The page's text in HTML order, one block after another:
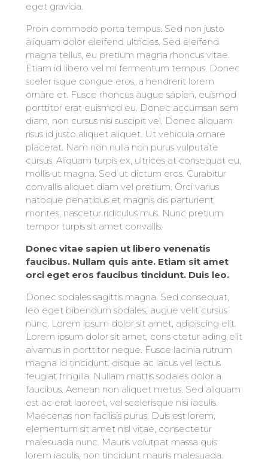
eget gravida.
Proin commodo porta tempus. Sed non justo
aliquam dolor eleifend ultricies. Sed eleifend
magna tellus, eu pretium magna rhoncus vitae.
Etiam id libero vel mi fermentum tempus. Donec
sceler isque congue eros, a hendrerit lorem
ornare et. Fusce rhoncus augue sapien, euismod
porttitor erat euismod eu. Donec accumsan sem
diam, non cursus nisi suscipit vel. Donec aliquam
risus id justo aliquet aliquet. Ut vehicula ornare
placerat. Nam non nulla non purus vulputate
cursus. Aliquam turpis ex, ultrices at consequat eu,
mollis ut magna. Sed ut dictum eros. Curabitur
convallis aliquet diam vel pretium. Orci varius
natoque penatibus et magnis dis parturient
montes, nascetur ridiculus mus. Nunc pretium
tempor turpis sit amet convallis.
Donec vitae sapien ut libero venenatis
faucibus. Nullam quis ante. Etiam sit amet
orci eget eros faucibus tincidunt. Duis leo.
Donec sodales sagittis magna. Sed consequat,
leo eget bibendum sodales, augue velit cursus
nunc. Lorem ipsum dolor sit amet, adipiscing elit.
Lorem ipsum dolor sit amet, cons ctetur ading elit
aivamus in porttitor neque. Fusce lacinia rutrum
magna id tincidunt. disque ac lacus vel lectus
feugiat fringilla. Nullam mattis sodales dolor a
faucibus. Aenean non aliquet metus. Sed aliquam
est ac erat laoreet, vel scelerisque nisi iaculis.
Maecenas non facilisis purus. Duis est lorem,
elementum sit amet nisl vitae, consectetur
malesuada nunc. Mauris volutpat massa quis
lorem iaculis, non tincidunt mauris malesuada.